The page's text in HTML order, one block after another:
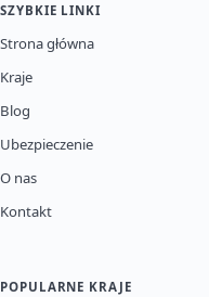
SZYBKIE LINKI
Strona główna
Kraje
Blog
Ubezpieczenie
O nas
Kontakt
POPULARNE KRAJE